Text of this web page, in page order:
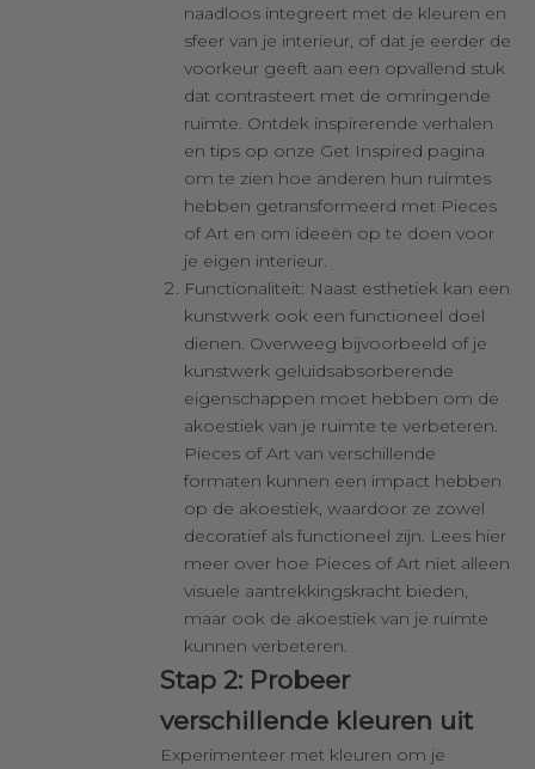
naadloos integreert met de kleuren en
sfeer van je interieur, of dat je eerder de
voorkeur geeft aan een opvallend stuk
dat contrasteert met de omringende
ruimte. Ontdek inspirerende verhalen
en tips op onze Get Inspired pagina
om te zien hoe anderen hun ruimtes
hebben getransformeerd met Pieces
of Art en om ideeën op te doen voor
je eigen interieur.
Functionaliteit: Naast esthetiek kan een
kunstwerk ook een functioneel doel
dienen. Overweeg bijvoorbeeld of je
kunstwerk geluidsabsorberende
eigenschappen moet hebben om de
akoestiek van je ruimte te verbeteren.
Pieces of Art van verschillende
formaten kunnen een impact hebben
op de akoestiek, waardoor ze zowel
decoratief als functioneel zijn. Lees hier
meer over hoe Pieces of Art niet alleen
visuele aantrekkingskracht bieden,
maar ook de akoestiek van je ruimte
kunnen verbeteren.
Stap 2: Probeer
verschillende kleuren uit
Experimenteer met kleuren om je